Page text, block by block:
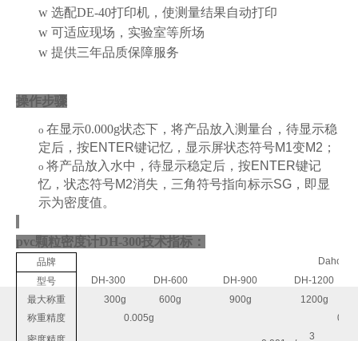
w 选配DE-40打印机，使测量结果自动打印
w 可适应现场，实验室等所场
w 提供三年品质保障服务
操作步骤
o 在显示0.000g状态下， 将产品放入测量台， 待显示稳
定后 ，按ENTER键记忆 ，显示屏状态符号M1变M2 ；
o 将产品放入水中 ，待显示稳定后 ，按ENTER键记
忆 ，状态符号M2消失，三角符号指向标示SG ，即 显
示为密度值。
pvc颗粒密度计DH-300技术指标：
品牌
型号
DH-300 DH-600 DH-900
DH-1200
最大称重
300g 600g 900g
1200g
称重精度
0.005g
3